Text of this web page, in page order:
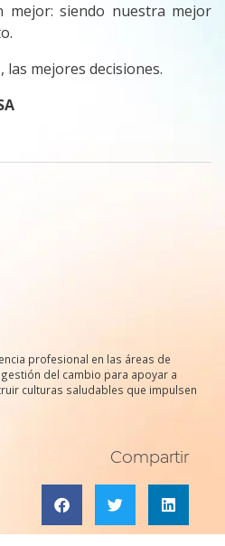
mejor: siendo nuestra mejor
mejores decisiones.
profesional en las áreas de
del cambio para apoyar a
culturas saludables que impulsen
Compartir